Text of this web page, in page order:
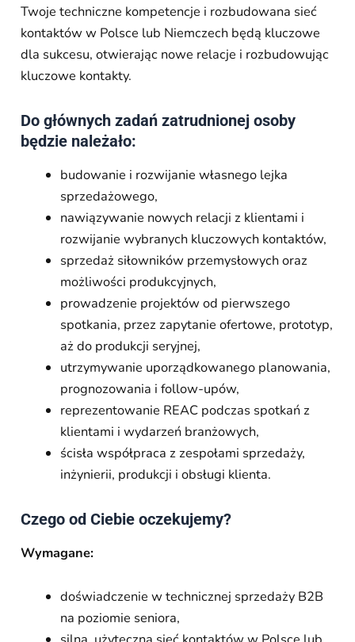
Twoje techniczne kompetencje i rozbudowana sieć
kontaktów w Polsce lub Niemczech będą kluczowe
dla sukcesu, otwierając nowe relacje i rozbudowując
kluczowe kontakty.
Do głównych zadań zatrudnionej osoby
będzie należało:
budowanie i rozwijanie własnego lejka
sprzedażowego,
nawiązywanie nowych relacji z klientami i
rozwijanie wybranych kluczowych kontaktów,
sprzedaż siłowników przemysłowych oraz
możliwości produkcyjnych,
prowadzenie projektów od pierwszego
spotkania, przez zapytanie ofertowe, prototyp,
aż do produkcji seryjnej,
utrzymywanie uporządkowanego planowania,
prognozowania i follow-upów,
reprezentowanie REAC podczas spotkań z
klientami i wydarzeń branżowych,
ścisła współpraca z zespołami sprzedaży,
inżynierii, produkcji i obsługi klienta.
Czego od Ciebie oczekujemy?
Wymagane:
doświadczenie w technicznej sprzedaży B2B
na poziomie seniora,